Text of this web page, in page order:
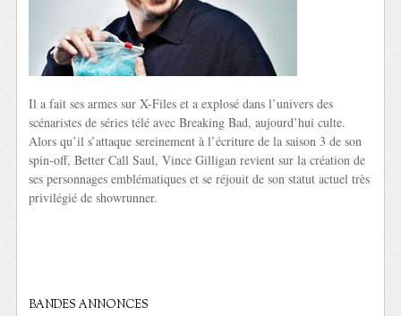
Il a fait ses armes sur X-Files et a explosé dans l’univers des
scénaristes de séries télé avec Breaking Bad, aujourd’hui culte.
Alors qu’il s’attaque sereinement à l’écriture de la saison 3 de son
spin-off, Better Call Saul, Vince Gilligan revient sur la création de
ses personnages emblématiques et se réjouit de son statut actuel très
privilégié de showrunner.
BANDES ANNONCES